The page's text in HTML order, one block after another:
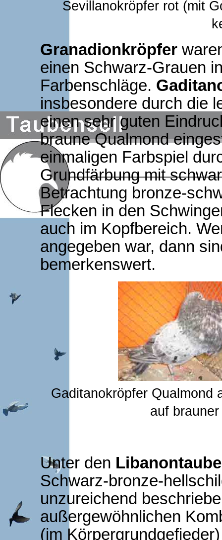
Sevillanokröpfer rot
Granadionkröpfer
einen Schwarz-Grauen
Farbenschläge.
insbesondere durch die
einen sehr guten
braune Qualmond
einmaligen Farbspiel
Grundfärbung mit
Betrachtung bronze-
Flecken in den
auch im Kopfbereich.
angegeben war, dann
bemerkenswert.
Gaditanokröpfer Qualmond
auf
Unter den
Schwarz-bronze-
unzureichend
außergewöhnlichen
(im